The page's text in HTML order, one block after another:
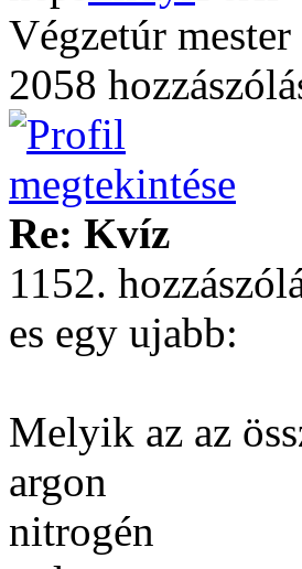
Végzetúr mester
2058
Re: Kvíz
1152.
es egy ujabb:
Melyik az az
argon
nitrogén